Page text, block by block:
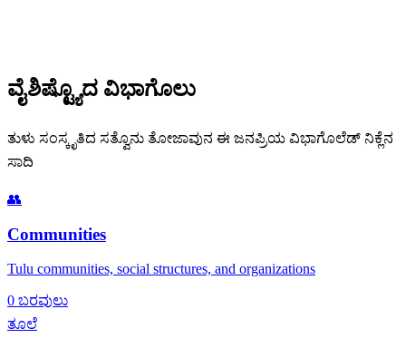
ವೈಶಿಷ್ಟ್ಯೊದ ವಿಭಾಗೊಲು
ತುಳು ಸಂಸ್ಕೃತಿದ ಸತ್ವೊನು ತೋಜಾವುನ ಈ ಜನಪ್ರಿಯ ವಿಭಾಗೊಲೆಡ್ ನಿಕ್ಲೆನ
ಸಾದಿ
👥
Communities
Tulu communities, social structures, and organizations
0 ಬರವುಲು
ತೂಲೆ